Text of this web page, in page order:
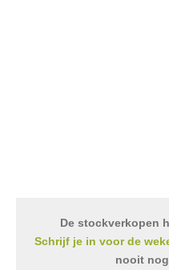
De stockverkopen
Schrijf je in voor de
nooit